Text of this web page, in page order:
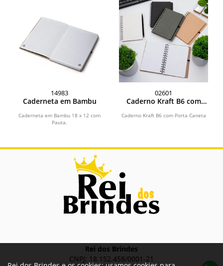
14983
Caderneta em Bambu
Caderneta em Bambu 18 x 12 com
Pauta.
02601
Caderno Kraft B6 com
Caderno Kraft B6 com Porta Caneta
Rei dos Brindes
CNPJ: 18.152.458/0001-21